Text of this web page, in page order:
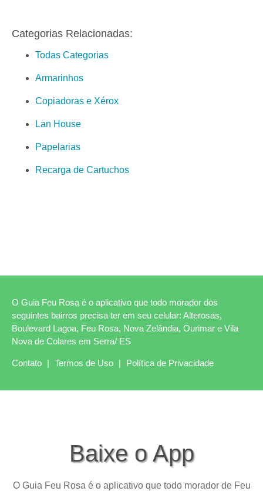
Categorias Relacionadas:
Todas Categorias
Armarinhos
Copiadoras e Xérox
Lan House
Papelarias
Recarga de Cartuchos
O Guia Feu Rosa é o aplicativo que todo morador dos
seguintes bairros precisa ter em seu celular: Alterosas,
Boulevard Lagoa, Feu Rosa, Nova Zelândia, Ourimar e Vila
Nova de Colares em Serra/ ES
Contato | Termos de Uso | Política de Privacidade
Baixe o App
O Guia Feu Rosa é o aplicativo que todo morador de Feu